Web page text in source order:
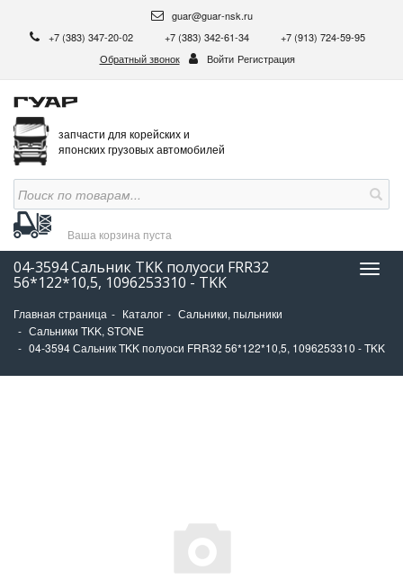
guar@guar-nsk.ru
+7 (383) 347-20-02
+7 (383) 342-61-34
+7 (913) 724-59-95
Обратный звонок
Войти Регистрация
запчасти для корейских и
японских грузовых автомобилей
Ваша корзина пуста
04-3594 Сальник TKK полуоси FRR32
56*122*10,5, 1096253310 - TKK
Главная страница Каталог
Сальники, пыльники
Сальники TKK, STONE
04-3594 Сальник TKK полуоси FRR32 56*122*10,5, 1096253310 - TKK